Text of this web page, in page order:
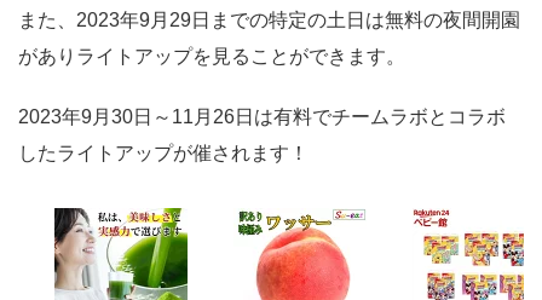
また、2023年9月29日までの特定の土日は無料の夜間開園
がありライトアップを見ることができます。
2023年9月30日～11月26日は有料でチームラボとコラボ
したライトアップが催されます！